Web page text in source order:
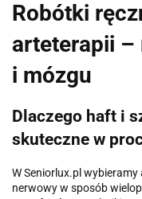
Robótki
arteterapii –
i mózgu
Dlaczego haft i
skuteczne w
W Seniorlux.pl
nerwowy w sposób